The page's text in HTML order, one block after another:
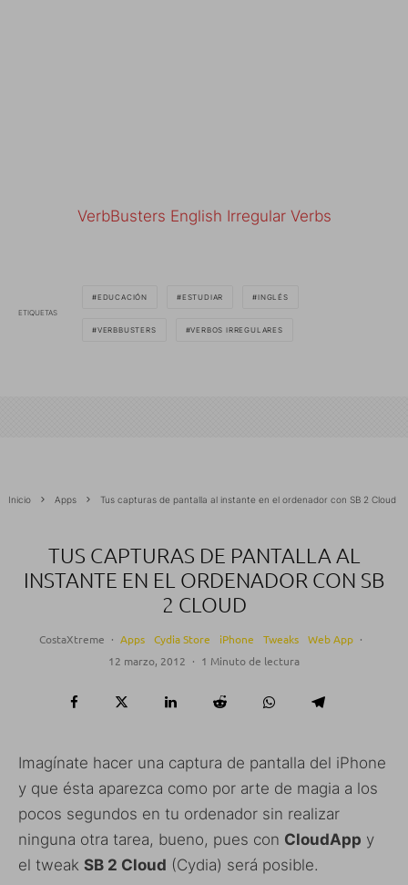
VerbBusters English Irregular Verbs
ETIQUETAS
EDUCACIÓN ESTUDIAR INGLÉS
VERBBUSTERS VERBOS IRREGULARES
Inicio Apps Tus capturas de pantalla al instante en el ordenador con SB 2 Cloud
TUS CAPTURAS DE PANTALLA AL
INSTANTE EN EL ORDENADOR CON SB
2 CLOUD
CostaXtreme · Apps Cydia Store iPhone Tweaks Web App ·
12 marzo, 2012 · 1 Minuto de lectura
Imagínate hacer una captura de pantalla del iPhone
y que ésta aparezca como por arte de magia a los
pocos segundos en tu ordenador sin realizar
ninguna otra tarea, bueno, pues con CloudApp y
el tweak SB 2 Cloud (Cydia) será posible.